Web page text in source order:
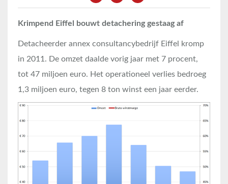
Krimpend Eiffel bouwt detachering gestaag af
Detacheerder annex consultancybedrijf Eiffel kromp
in 2011. De omzet daalde vorig jaar met 7 procent,
tot 47 miljoen euro. Het operationeel verlies bedroeg
1,3 miljoen euro, tegen 8 ton winst een jaar eerder.